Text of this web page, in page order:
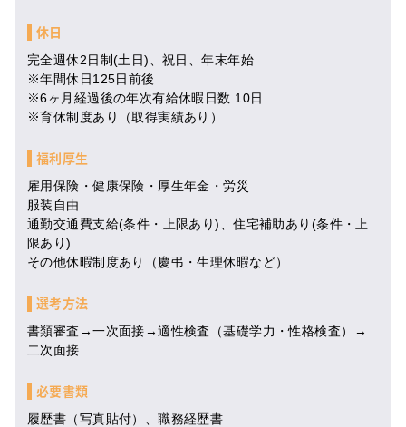
休日
完全週休2日制(土日)、祝日、年末年始
※年間休日125日前後
※6ヶ月経過後の年次有給休暇日数 10日
※育休制度あり（取得実績あり）
福利厚生
雇用保険・健康保険・厚生年金・労災
服装自由
通勤交通費支給(条件・上限あり)、住宅補助あり(条件・上
限あり)
その他休暇制度あり（慶弔・生理休暇など）
選考方法
書類審査→一次面接→適性検査（基礎学力・性格検査）→
二次面接
必要書類
履歴書（写真貼付）、職務経歴書